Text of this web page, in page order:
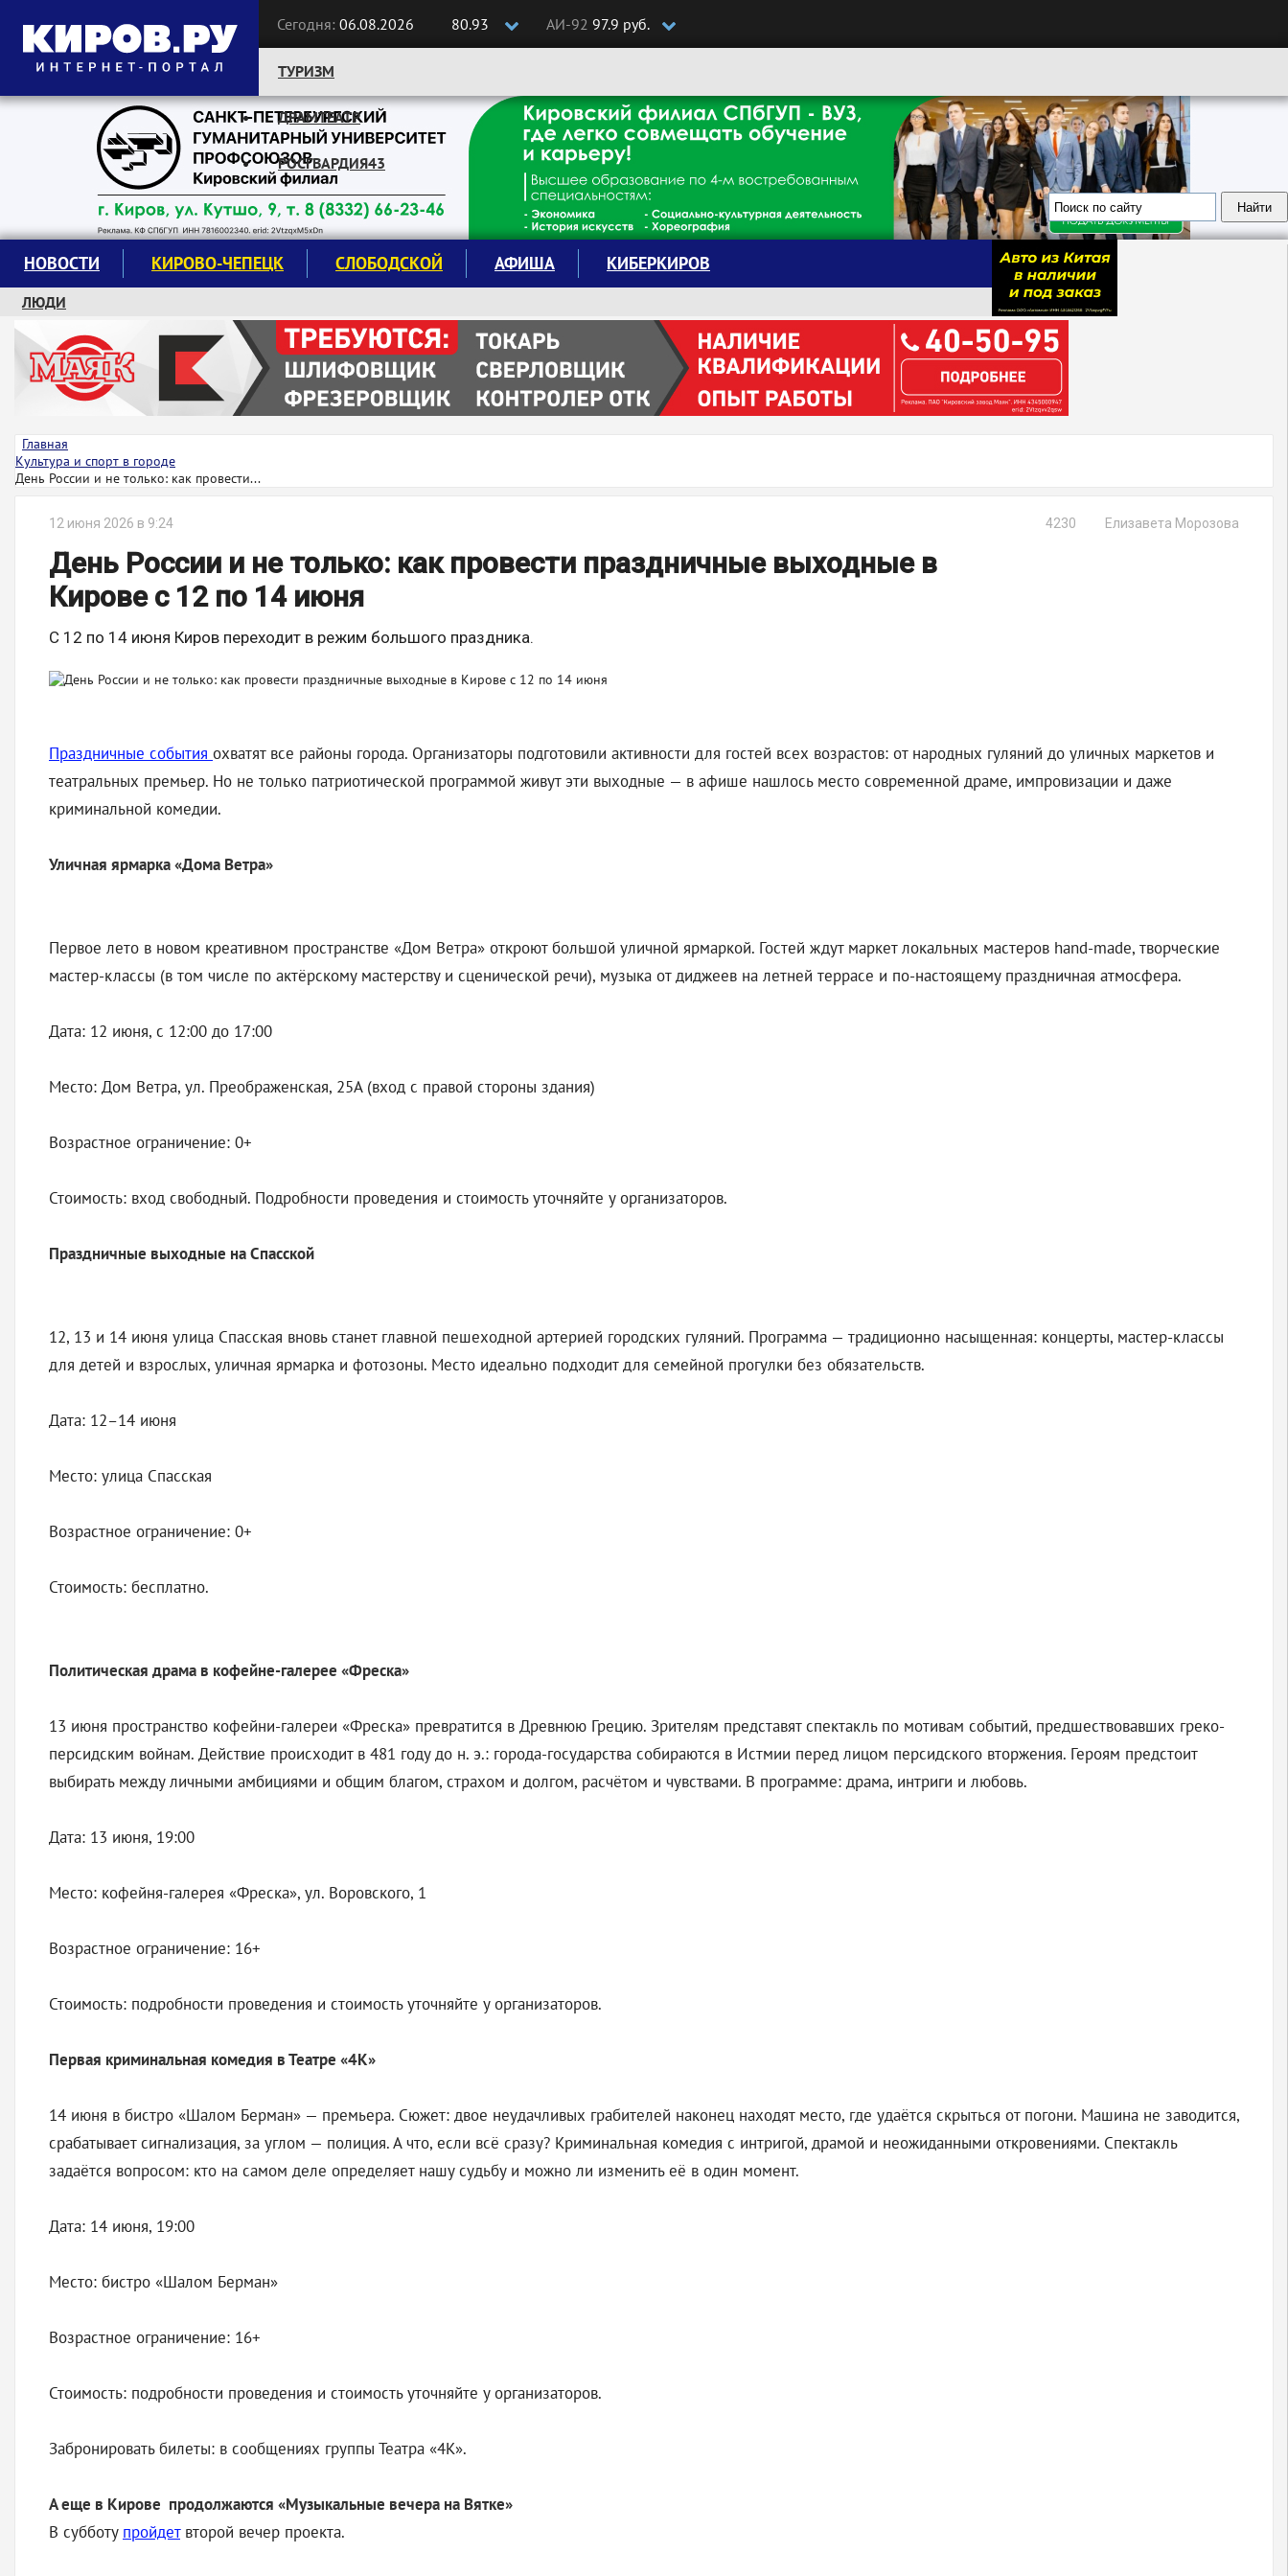
Сегодня: 06.08.2026 80.93 АИ-92 97.9 руб.
Следите за новостями:
ТУРИЗМ
ДРАМТЕАТР
РОСГВАРДИЯ43
НОВОСТИ КИРОВО-ЧЕПЕЦК СЛОБОДСКОЙ АФИША КИБЕРКИРОВ
ЛЮДИ
КРУЖКИ И СЕКЦИИ
ЗАВОДУ "МАЯК" 85 ЛЕТ
ЭКОЛОГИЯ
Главная
Культура и спорт в городе
День России и не только: как провести...
12 июня 2026 в 9:24 Елизавета Морозова
4230
День России и не только: как провести праздничные выходные в
Кирове с 12 по 14 июня
С 12 по 14 июня Киров переходит в режим большого праздника.
Праздничные события охватят все районы города. Организаторы подготовили активности для гостей всех возрастов: от народных гуляний до уличных маркетов и
театральных премьер. Но не только патриотической программой живут эти выходные — в афише нашлось место современной драме, импровизации и даже
криминальной комедии.
Уличная ярмарка «Дома Ветра»
Первое лето в новом креативном пространстве «Дом Ветра» откроют большой уличной ярмаркой. Гостей ждут маркет локальных мастеров hand-made, творческие
мастер-классы (в том числе по актёрскому мастерству и сценической речи), музыка от диджеев на летней террасе и по-настоящему праздничная атмосфера.
Дата: 12 июня, с 12:00 до 17:00
Место: Дом Ветра, ул. Преображенская, 25А (вход с правой стороны здания)
Возрастное ограничение: 0+
Стоимость: вход свободный. Подробности проведения и стоимость уточняйте у организаторов.
Праздничные выходные на Спасской
12, 13 и 14 июня улица Спасская вновь станет главной пешеходной артерией городских гуляний. Программа — традиционно насыщенная: концерты, мастер-классы
для детей и взрослых, уличная ярмарка и фотозоны. Место идеально подходит для семейной прогулки без обязательств.
Дата: 12–14 июня
Место: улица Спасская
Возрастное ограничение: 0+
Стоимость: бесплатно.
Политическая драма в кофейне-галерее «Фреска»
13 июня пространство кофейни-галереи «Фреска» превратится в Древнюю Грецию. Зрителям представят спектакль по мотивам событий, предшествовавших греко-
персидским войнам. Действие происходит в 481 году до н. э.: города-государства собираются в Истмии перед лицом персидского вторжения. Героям предстоит
выбирать между личными амбициями и общим благом, страхом и долгом, расчётом и чувствами. В программе: драма, интриги и любовь.
Дата: 13 июня, 19:00
Место: кофейня-галерея «Фреска», ул. Воровского, 1
Возрастное ограничение: 16+
Стоимость: подробности проведения и стоимость уточняйте у организаторов.
Первая криминальная комедия в Театре «4К»
14 июня в бистро «Шалом Берман» — премьера. Сюжет: двое неудачливых грабителей наконец находят место, где удаётся скрыться от погони. Машина не заводится,
срабатывает сигнализация, за углом — полиция. А что, если всё сразу? Криминальная комедия с интригой, драмой и неожиданными откровениями. Спектакль
задаётся вопросом: кто на самом деле определяет нашу судьбу и можно ли изменить её в один момент.
Дата: 14 июня, 19:00
Место: бистро «Шалом Берман»
Возрастное ограничение: 16+
Стоимость: подробности проведения и стоимость уточняйте у организаторов.
Забронировать билеты: в сообщениях группы Театра «4К».
А еще в Кирове продолжаются «Музыкальные вечера на Вятке»
В субботу пройдетвторой вечер проекта.